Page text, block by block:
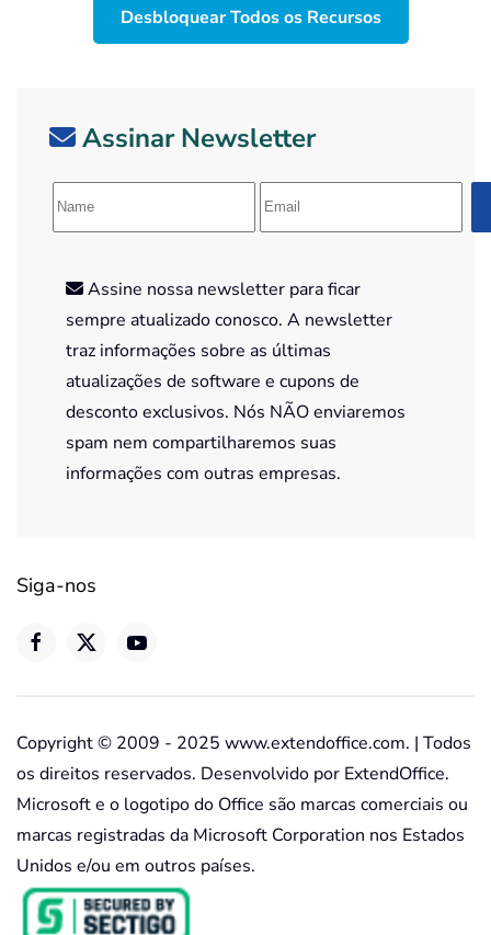
Desbloquear Todos os Recursos
Assinar Newsletter
Assine nossa newsletter para ficar
sempre atualizado conosco. A newsletter
traz informações sobre as últimas
atualizações de software e cupons de
desconto exclusivos. Nós NÃO enviaremos
spam nem compartilharemos suas
informações com outras empresas.
Siga-nos
Copyright © 2009 - 2025 www.extendoffice.com. | Todos
os direitos reservados. Desenvolvido por ExtendOffice.
Microsoft e o logotipo do Office são marcas comerciais ou
marcas registradas da Microsoft Corporation nos Estados
Unidos e/ou em outros países.